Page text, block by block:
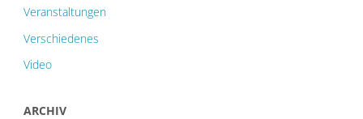
Veranstaltungen
Verschiedenes
Video
ARCHIV